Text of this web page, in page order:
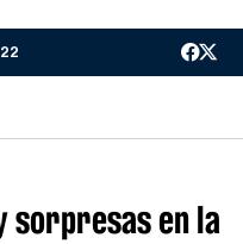
sorpresas en la